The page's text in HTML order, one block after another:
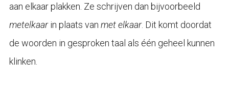
aan elkaar plakken. Ze schrijven dan bijvoorbeeld
metelkaarin plaats van met elkaar. Dit komt doordat
de woorden in gesproken taal als één geheel kunnen
klinken.